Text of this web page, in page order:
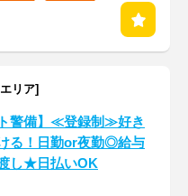
リア]
ト警備】≪登録制≫好き
る！日勤or夜勤◎給与
し★日払いOK